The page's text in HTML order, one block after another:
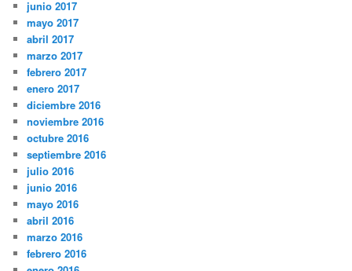
junio 2017
mayo 2017
abril 2017
marzo 2017
febrero 2017
enero 2017
diciembre 2016
noviembre 2016
octubre 2016
septiembre 2016
julio 2016
junio 2016
mayo 2016
abril 2016
marzo 2016
febrero 2016